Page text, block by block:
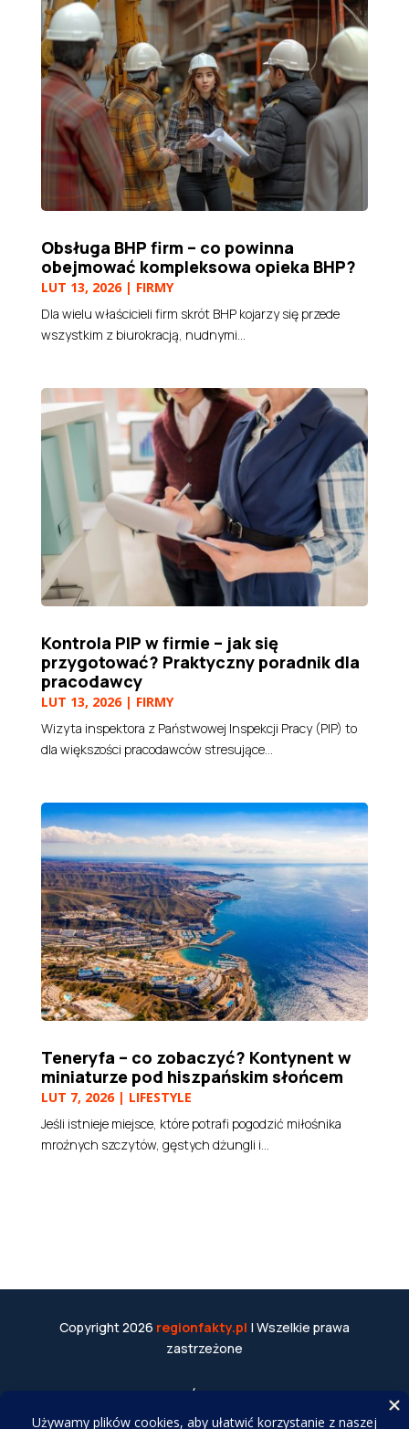
Obsługa BHP firm – co powinna
obejmować kompleksowa opieka BHP?
LUT 13, 2026| FIRMY
Dla wielu właścicieli firm skrót BHP kojarzy się przede
wszystkim z biurokracją, nudnymi...
Kontrola PIP w firmie – jak się
przygotować? Praktyczny poradnik dla
pracodawcy
LUT 13, 2026| FIRMY
Wizyta inspektora z Państwowej Inspekcji Pracy (PIP) to
dla większości pracodawców stresujące...
Teneryfa – co zobaczyć? Kontynent w
miniaturze pod hiszpańskim słońcem
LUT 7, 2026| LIFESTYLE
Jeśli istnieje miejsce, które potrafi pogodzić miłośnika
mroźnych szczytów, gęstych dżungli i...
Copyright 2026 regionfakty.pl | Wszelkie prawa
zastrzeżone
WSPÓŁPRACA